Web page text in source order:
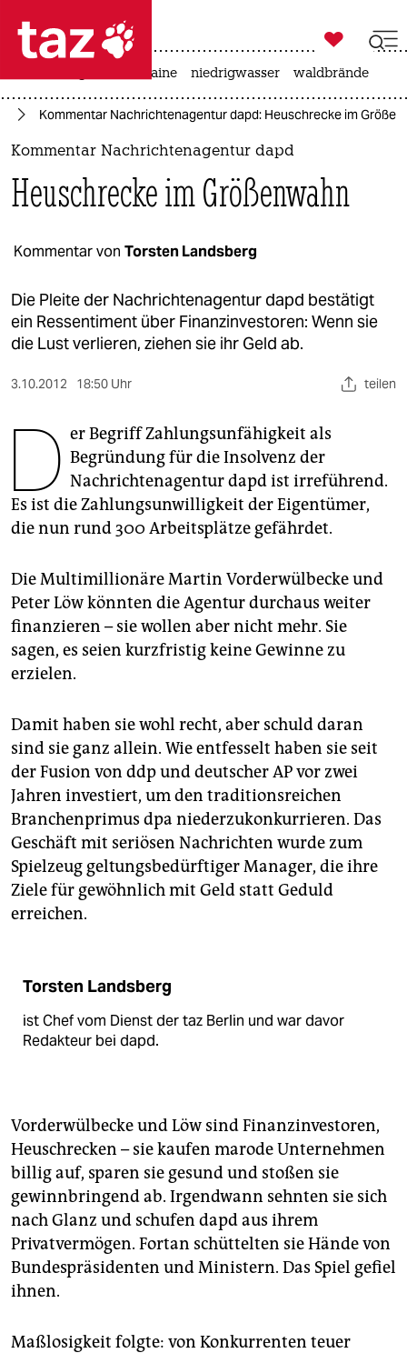
 taz zahl ich
taz zahl ich
politik
öko
gesellschaft
kultur
wahrheit
verlag
veranstaltungen
fragen & hilfe
abo
genossenschaft
epaper login

taz zahl ich
krieg in der ukraine niedrigwasser waldbrände
Kommentar Nachrichtenagentur dapd: Heuschrecke im
Kommentar Nachrichtenagentur dapd
Heuschrecke im Größenwahn
Kommentar von Torsten Landsberg
Die Pleite der Nachrichtenagentur dapd bestätigt
ein Ressentiment über Finanzinvestoren: Wenn sie
die Lust verlieren, ziehen sie ihr Geld ab.
3.10.2012 18:50 Uhr teilen
D er Begriff Zahlungsunfähigkeit als
Begründung für die Insolvenz der
Nachrichtenagentur dapd ist irreführend.
Es ist die Zahlungsunwilligkeit der Eigentümer,
die nun rund 300 Arbeitsplätze gefährdet.
Die Multimillionäre Martin Vorderwülbecke und
Peter Löw könnten die Agentur durchaus weiter
finanzieren – sie wollen aber nicht mehr. Sie
sagen, es seien kurzfristig keine Gewinne zu
erzielen.
Damit haben sie wohl recht, aber schuld daran
sind sie ganz allein. Wie entfesselt haben sie seit
der Fusion von ddp und deutscher AP vor zwei
Jahren investiert, um den traditionsreichen
Branchenprimus dpa niederzukonkurrieren. Das
Geschäft mit seriösen Nachrichten wurde zum
Spielzeug geltungsbedürftiger Manager, die ihre
Ziele für gewöhnlich mit Geld statt Geduld
erreichen.
Torsten Landsberg
ist Chef vom Dienst der taz Berlin und war davor
Redakteur bei dapd.
Vorderwülbecke und Löw sind Finanzinvestoren,
Heuschrecken – sie kaufen marode Unternehmen
billig auf, sparen sie gesund und stoßen sie
gewinnbringend ab. Irgendwann sehnten sie sich
nach Glanz und schufen dapd aus ihrem
Privatvermögen. Fortan schüttelten sie Hände von
Bundespräsidenten und Ministern. Das Spiel gefiel
ihnen.
Maßlosigkeit folgte: von Konkurrenten teuer